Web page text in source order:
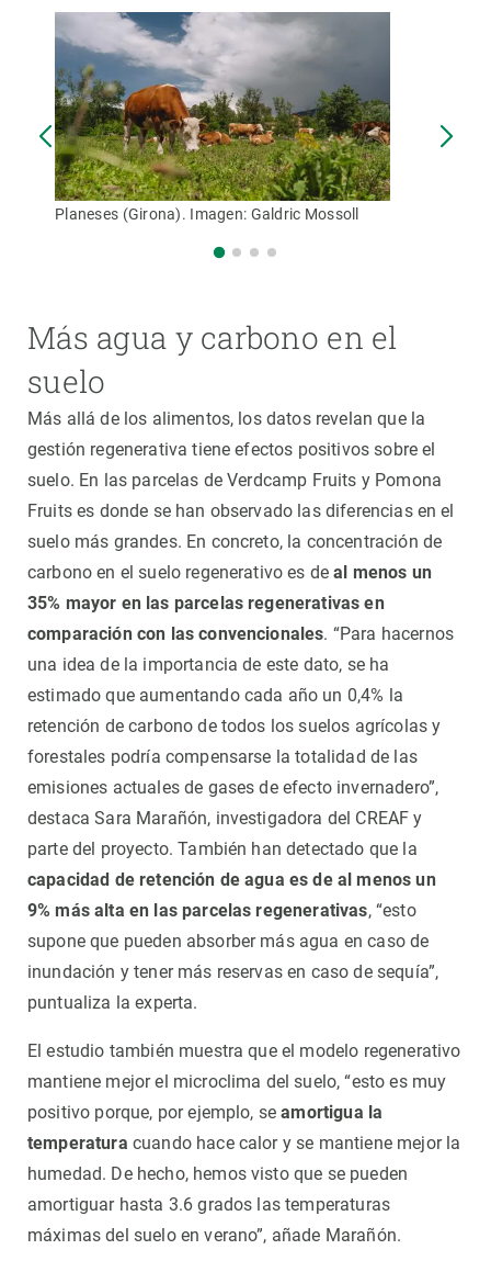
Planeses (Girona). Imagen: Galdric Mossoll
Más agua y carbono en el
suelo
Más allá de los alimentos, los datos revelan que la
gestión regenerativa tiene efectos positivos sobre el
suelo. En las parcelas de Verdcamp Fruits y Pomona
Fruits es donde se han observado las diferencias en el
suelo más grandes. En concreto, la concentración de
carbono en el suelo regenerativo es deal menos un
35% mayor en las parcelas regenerativas en
comparación con las convencionales. “Para hacernos
una idea de la importancia de este dato, se ha
estimado que aumentando cada año un 0,4% la
retención de carbono de todos los suelos agrícolas y
forestales podría compensarse la totalidad de las
emisiones actuales de gases de efecto invernadero”,
destaca Sara Marañón, investigadora del CREAF y
parte del proyecto. También han detectado que la
capacidad de retención de agua es de al menos un
9% más alta en las parcelas regenerativas, “esto
supone que pueden absorber más agua en caso de
inundación y tener más reservas en caso de sequía”,
puntualiza la experta.
El estudio también muestra que el modelo regenerativo
mantiene mejor el microclima del suelo, “esto es muy
positivo porque, por ejemplo, seamortigua la
temperatura cuando hace calor y se mantiene mejor la
humedad. De hecho, hemos visto que se pueden
amortiguar hasta 3.6 grados las temperaturas
máximas del suelo en verano”, añade Marañón.